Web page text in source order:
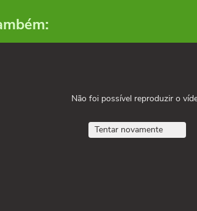
Não foi possível reproduzir o
Tentar novamente